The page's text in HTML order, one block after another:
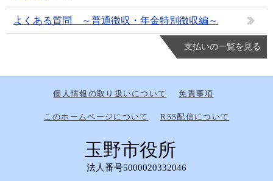
よくある質問 ～普通徴収・年金特別徴収編～
支払いの一覧を見る
個人情報の取り扱いについて 免責事項
このホームページについて RSS配信について
玉野市役所
法人番号5000020332046